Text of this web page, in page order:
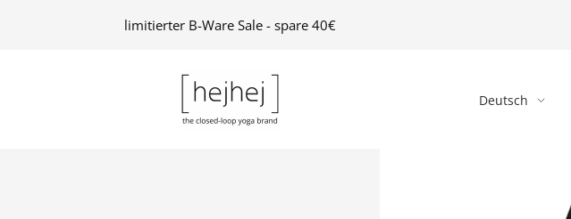
limitierter B-Ware Sale - spare 40€
hejhej
GmbH
Sprache
Deutsch